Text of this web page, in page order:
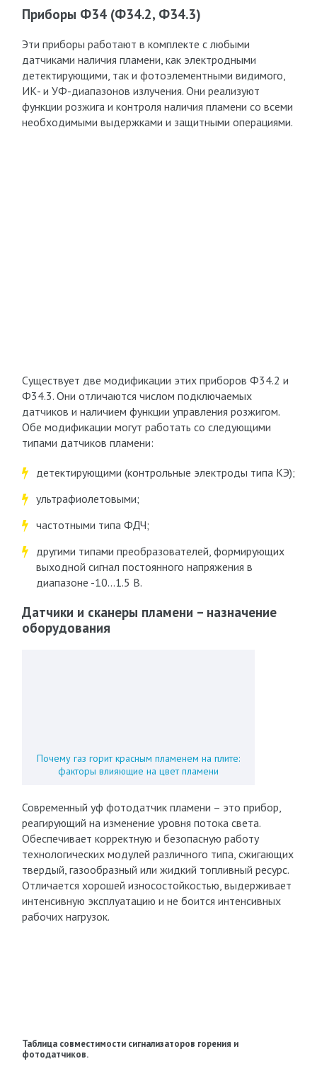
Приборы Ф34 (Ф34.2, Ф34.3)
Эти приборы работают в комплекте с любыми
датчиками наличия пламени, как электродными
детектирующими, так и фотоэлементными видимого,
ИК- и УФ-диапазонов излучения. Они реализуют
функции розжига и контроля наличия пламени со всеми
необходимыми выдержками и защитными операциями.
Существует две модификации этих приборов Ф34.2 и
Ф34.3. Они отличаются числом подключаемых
датчиков и наличием функции управления розжигом.
Обе модификации могут работать со следующими
типами датчиков пламени:
детектирующими (контрольные электроды типа КЭ);
ультрафиолетовыми;
частотными типа ФДЧ;
другими типами преобразователей, формирующих
выходной сигнал постоянного напряжения в
диапазоне -10…1.5 В.
Датчики и сканеры пламени – назначение
оборудования
Почему газ горит красным пламенем на плите:
факторы влияющие на цвет пламени
Современный уф фотодатчик пламени – это прибор,
реагирующий на изменение уровня потока света.
Обеспечивает корректную и безопасную работу
технологических модулей различного типа, сжигающих
твердый, газообразный или жидкий топливный ресурс.
Отличается хорошей износостойкостью, выдерживает
интенсивную эксплуатацию и не боится интенсивных
рабочих нагрузок.
Таблица совместимости сигнализаторов горения и
фотодатчиков.